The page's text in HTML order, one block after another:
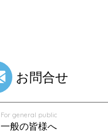
お問合せ
For general public
一般の皆様へ